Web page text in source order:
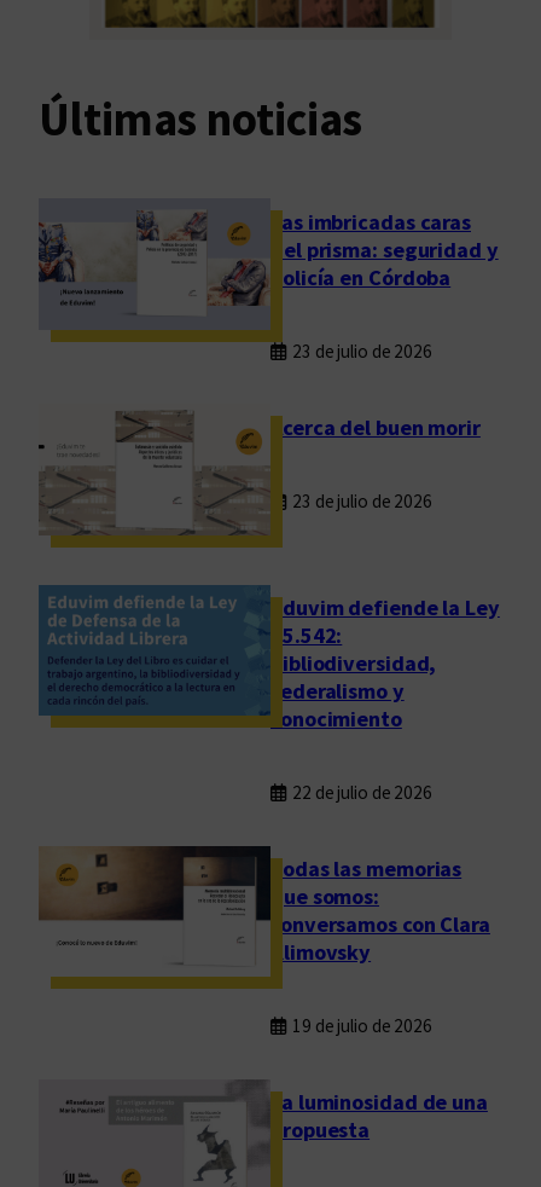
Últimas noticias
Las imbricadas caras
del prisma: seguridad y
policía en Córdoba
23 de julio de 2026
Acerca del buen morir
23 de julio de 2026
Eduvim defiende la Ley
25.542:
bibliodiversidad,
federalismo y
conocimiento
22 de julio de 2026
Todas las memorias
que somos:
conversamos con Clara
Klimovsky
19 de julio de 2026
La luminosidad de una
propuesta